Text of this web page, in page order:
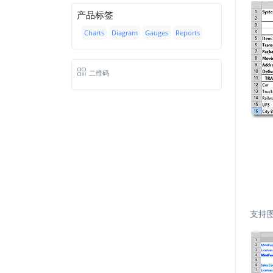
产品标签
Charts Diagram Gauges Reports
二维码
支持